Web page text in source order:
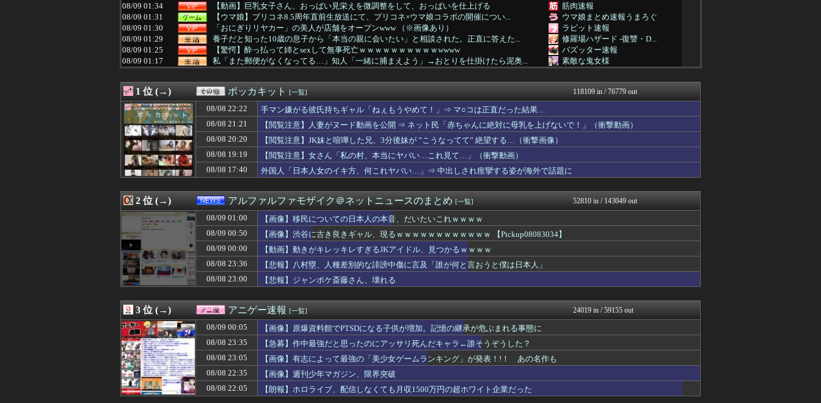
08/09 01:34
【動画】巨乳女子さん、おっぱい見栄えを微調整をして、おっぱいを仕上げる
筋肉速報
08/09 01:31
【ウマ娘】プリコネ8.5周年直前生放送にて、プリコネ×ウマ娘コラボの開催につい...
ウマ娘まとめ速報うまろぐ
08/09 01:30
「おにぎりリヤカー」の美人が店舗をオープンwww （※画像あり）
ラビット速報
08/09 01:29
養子だと知った10歳の息子から「本当の親に会いたい」と相談された。正直に答えた...
修羅場ハザード -復讐・D...
08/09 01:25
【驚愕】酔っ払って姉とsexして無事死亡ｗｗｗｗｗｗｗｗｗｗwwww
バズッター速報
08/09 01:17
私「また郵便がなくなってる…」知人「一緒に捕まえよう」→おとりを仕掛けたら泥奥...
素敵な鬼女様
08/09 01:15
ワイの彼女、165cm、貧乳、ボーイッシュなんやが......
まとめCUP
08/09 01:12
【悲報】嵐の活動休止の影響か…相葉雅紀のレコメンが9月いっぱいで終了へ
NEWSまとめもりー｜2c...
08/09 01:12
【悲報】 幻影旅団の団長さん、激太りすると全てが台無しになる
08/09 01:10
【画像】妹さん、ブラジャーだけでくつろいでしまうｗｗｗwｗｗｗｗｗｗｗｗ❤
なんJミュージアム
08/09 01:09
【剛腕みこち】みこに勝たないと出られない部屋！？百鬼あやめとの爆笑タイマン勝負...
トレンドの通り道
08/09 01:09
新聞さん、ラテ欄の野球中継に壮大な縦読みを仕込んでしまうwwwwwww
08/09 01:06
【競馬】武ルメ参加のシャーガーカップ最終結果
ウマ娘うまぴょい速報
08/09 01:06
娘が作った大鍋の豚汁を嫁が勝手に外へ出した。家族全員で何度注意しても、次の冬に...
修羅場ライフ速報
08/09 01:05
【画像】マッチングアプリでこんなギャルが来たらどうする？
女子アナお宝画像速報－5c...
08/09 01:05
PCゲーム「まず20万円以上のPCを買います」←これ
カンダタ速報
08/09 01:03
【悲報】ワンピース海賊団にジンベエはいらない、理由は魚だから。
アニはつ -アニメ発信場-
08/09 01:03
教師に転職した彼女が深夜まで仕事するとうになった。毎週土日を空けても月に数回し...
08/09 01:03
【急募】2ヶ月で体重を10kg増やすには？
ダイエット速報＠2ちゃんね...
08/09 01:01
【速報】高橋宏斗、クリスタルパレスと契約合意
08/09 01:00
【悲報】最近の大谷走塁ミス
08/09 01:00
「プリコネ」×「ウマ娘」コラボ決定！！！！
デジタルニューススレッド
08/09 01:00
6月ワイ「株で500万儲けたわ このままなら仕事辞めれるかも」→２ヶ月後...
キニ速
08/09 01:00
飼ってる子猫が氏にそう。夫はお猫様だから、日に日にやつれていく子猫を見て狼狽し...
08/09 01:00
【腹筋崩壊】見た瞬間吹いた画像を貼っていくスレｗｗｗｗ
哲学ニュースnwk
08/09 01:00
【にじ甲2026】ところで野球って魔法使うのOKなんやっけ？
Vtuberまとめるよ～ん
08/09 01:00
認知症の高齢者の資産260兆円が狙われている！ 「被害者の8割がだまされた認識...
08/09 01:00
【ラブライブ！】降幡愛さんがドッキリGPに出演！！！！
コンテンツ・声優 | ラブ...
08/09 01:00
【画像】この兎のアイドルVチューバーが可愛いｗｗｗｗｗｗｗｗｗｗ
08/09 01:00
【イタリア-ギリシャ】古代からのライバル関係【ポーランドボール】
08/09 01:00
【悲報】ヤニねこで抜けるキャラ、74%が一致してしまう・・・
VIPPER速報
08/09 01:00
【映画館ポップコーン】隣でクチャクチャゴクゴクやられて頭にきてぶん殴ったらスタ...
ほんわかMkⅡ
08/09 01:00
【東京】“インプラント壊れた”恐喝か 実際は装着なし 55歳男逮捕「100件...
1 位 (→) ポッカキット [一覧] 118109 in / 76779 out
08/08 22:22
手マン嫌がる彼氏持ちギャル「ねぇもうやめて！」⇒ マ○コは正直だった結果…
08/08 21:21
【閲覧注意】人妻がヌード動画を公開 ⇒ ネット民「赤ちゃんに絶対に母乳を上げないで！」（衝撃動画）
08/08 20:20
【閲覧注意】JK妹と喧嘩した兄、3分後妹が ”こうなってて” 絶望する…（衝撃画像）
08/08 19:19
【閲覧注意】女さん「私の村、本当にヤバい…これ見て…」（衝撃動画）
08/08 17:40
外国人「日本人女のイキ方、何これヤバい…」⇒ 中出しされ痙攣する姿が海外で話題に
2 位 (→) アルファルファモザイク＠ネットニュースのまとめ [一覧] 52810 in / 143049 out
08/09 01:00
【画像】移民についての日本人の本音、だいたいこれｗｗｗｗ
08/09 00:50
【画像】渋谷に古き良きギャル、現るｗｗｗｗｗｗｗｗｗｗｗｗ 【Pickup08083034】
08/09 00:00
【動画】動きがキレッキレすぎるJKアイドル、見つかるｗｗｗｗ
08/08 23:36
【悲報】八村塁、人種差別的な誹謗中傷に言及「誰が何と言おうと僕は日本人」
08/08 23:00
【悲報】ジャンポケ斎藤さん、壊れる
3 位 (→) アニゲー速報 [一覧] 24019 in / 59155 out
08/09 00:05
【画像】原爆資料館でPTSDになる子供が増加。記憶の継承が危ぶまれる事態に
08/08 23:35
【急募】作中最強だと思ったのにアッサリ死んだキャラ←誰そうぞうした？
08/08 23:05
【画像】有志によって最強の「美少女ゲームランキング」が発表！!！ あの名作も
08/08 22:35
【画像】週刊少年マガジン、限界突破
08/08 22:05
【朗報】ホロライブ、配信しなくても月収1500万円の超ホワイト企業だった